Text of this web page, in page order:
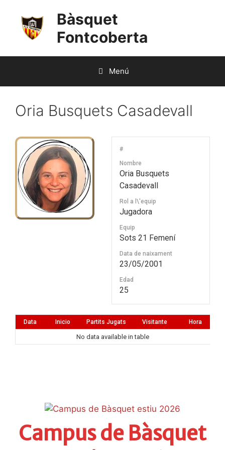
contenido
Bàsquet
Fontcoberta
Menú
Oria Busquets Casadevall
#
Nombre
Oria Busquets
Casadevall
Rol a l\'equip
Jugadora
Equip
Sots 21 Femení
Data de naixament
23/05/2001
Edad
25
Data Inicio Partits Jugats Visitante Hora
No data available in table
Campus de Bàsquet